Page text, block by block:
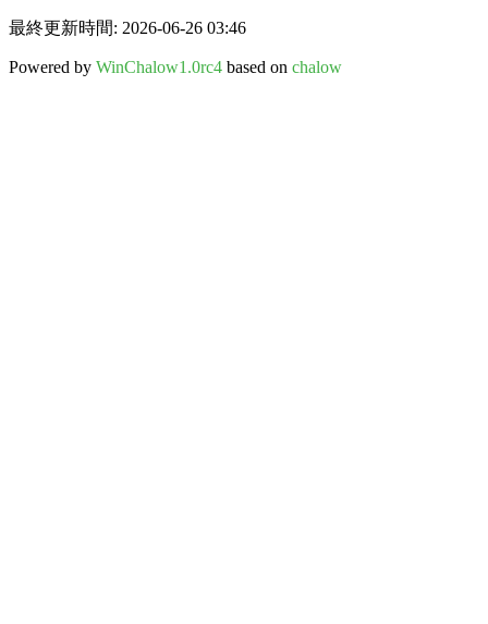
最終更新時間: 2026-06-26 03:46
Powered by WinChalow1.0rc4 based on chalow